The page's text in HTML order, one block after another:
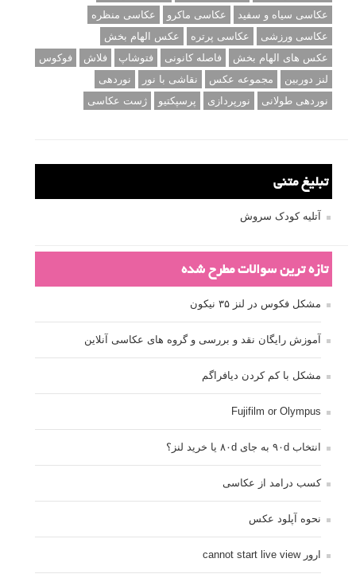
عکاسی سیاه و سفید
عکاسی ماکرو
عکاسی منظره
عکاسی ورزشی
عکاسی پرتره
عکس الهام بخش
عکس های الهام بخش
فاصله کانونی فتوشاپ فلاش
فوکوس
لنز دوربین
مجموعه عکس نقاشی با نور
نوردهی
نوردهی طولانی
نورپردازی پرسپکتیو ژست عکاسی
تبلیغ متنی
آتلیه کودک سروش
تازه ترین سوالات مطرح شده
مشکل فکوس در لنز ۳۵ نیکون
آموزش رایگان نقد و بررسی و گروه های عکاسی آنلاین
مشکل با کم کردن دیافراگم
Fujifilm or Olympus
انتخاب ۹۰d به جای ۸۰d یا خرید لنز؟
کسب درامد از عکاسی
نحوه آپلود عکس
ارور cannot start live view